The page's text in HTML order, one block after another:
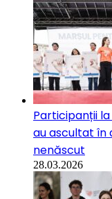
Participanții
au ascultat în
nenăscut
28.03.2026